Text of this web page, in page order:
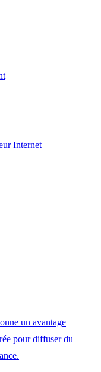
Internet
un avantage
pour diffuser du